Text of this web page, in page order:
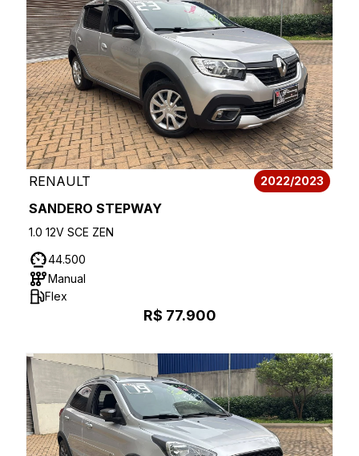
RENAULT 2022/2023
SANDERO STEPWAY
1.0 12V SCE ZEN
44.500
Manual
Flex
R$ 77.900